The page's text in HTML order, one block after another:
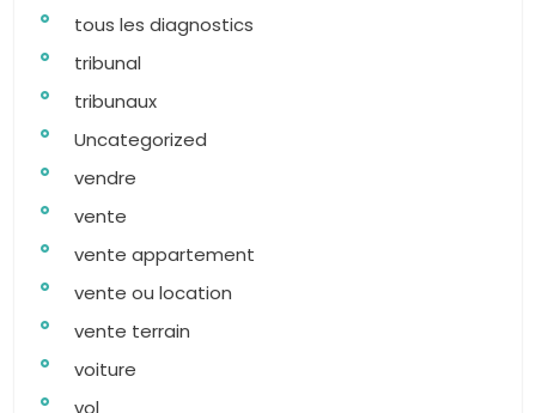
tous les diagnostics
tribunal
tribunaux
Uncategorized
vendre
vente
vente appartement
vente ou location
vente terrain
voiture
vol